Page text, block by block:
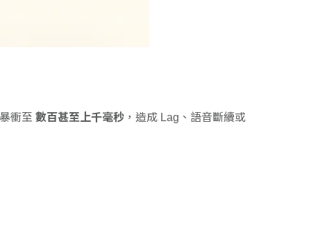
衝至 數百甚至上千毫秒 ，造成 Lag、語音斷續或